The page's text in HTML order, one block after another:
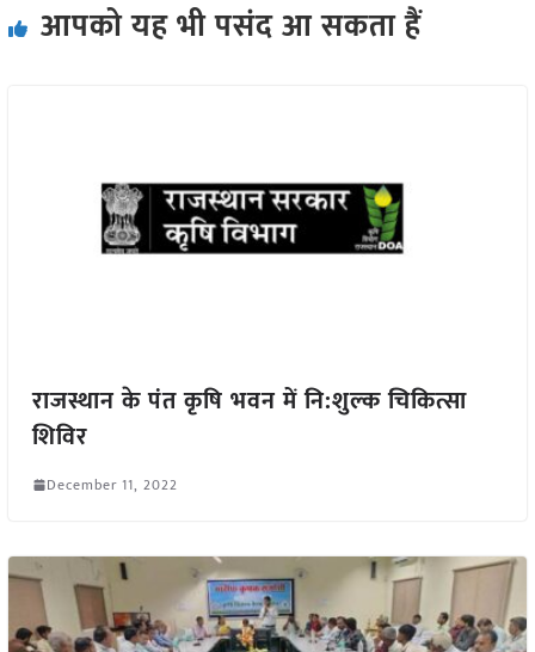
आपको यह भी पसंद आ सकता हैं
राजस्थान के पंत कृषि भवन में नि:शुल्क चिकित्सा
शिविर
December 11, 2022